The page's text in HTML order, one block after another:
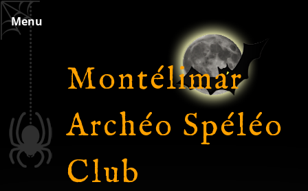
Skip
to
content
Menu
Montélimar
Archéo Spéléo
Club